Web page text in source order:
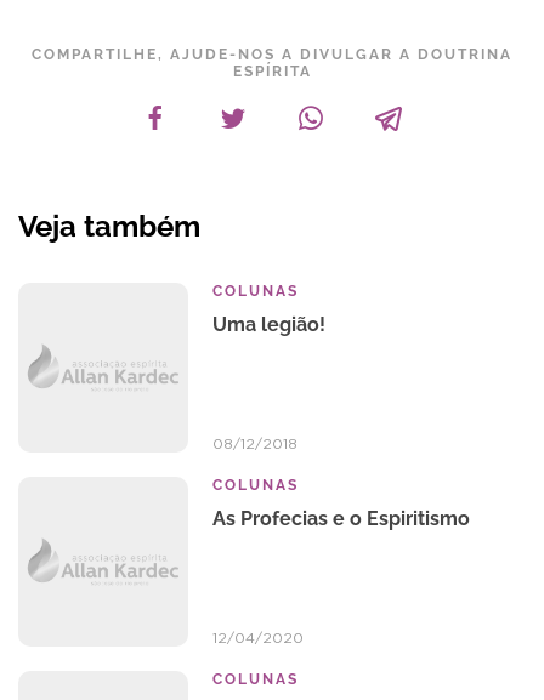
COMPARTILHE, AJUDE-NOS A DIVULGAR A DOUTRINA
ESPÍRITA
Veja também
COLUNAS
Uma legião!
08/12/2018
COLUNAS
As Profecias e o Espiritismo
12/04/2020
COLUNAS